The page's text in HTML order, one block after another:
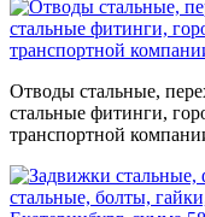
Отводы стальные,
стальные фитинги,
транспортной